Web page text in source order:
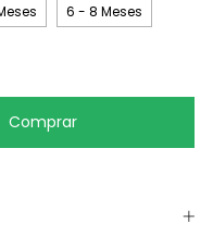
6 - 8 Meses